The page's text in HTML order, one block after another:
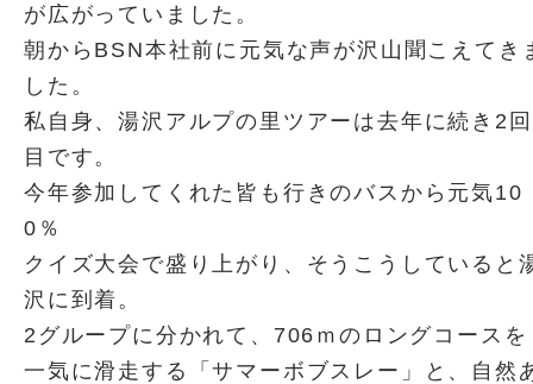
が広がっていました。
朝からBSN本社前に元気な声が沢山聞こえてき
した。
私自身、湯沢アルプの里ツアーは去年に続き2回
目です。
今年参加してくれた皆も行きのバスから元気10
0％
クイズ大会で盛り上がり、そうこうしていると
沢に到着。
2グループに分かれて、706ｍのロングコースを
一気に滑走する「サマーボブスレー」と、自然